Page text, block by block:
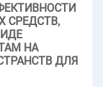
СРЕДСТВ,
НА
ДЛЯ